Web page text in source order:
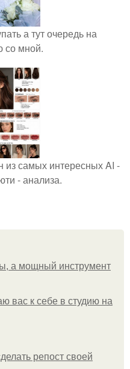
а тут очередь на
со мной.
из самых интересных AI -
- анализа.
а мощный инструмент
вас к себе в студию на
репост своей